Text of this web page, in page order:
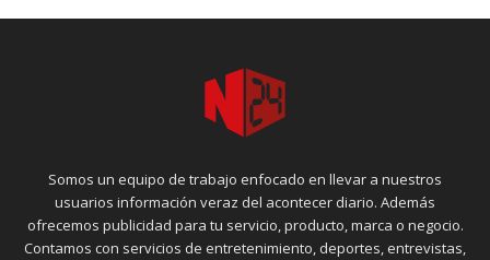
Somos un equipo de trabajo enfocado en llevar a nuestros
usuarios información veraz del acontecer diario. Además
ofrecemos publicidad para tu servicio, producto, marca o negocio.
Contamos con servicios de entretenimiento, deportes, entrevistas,